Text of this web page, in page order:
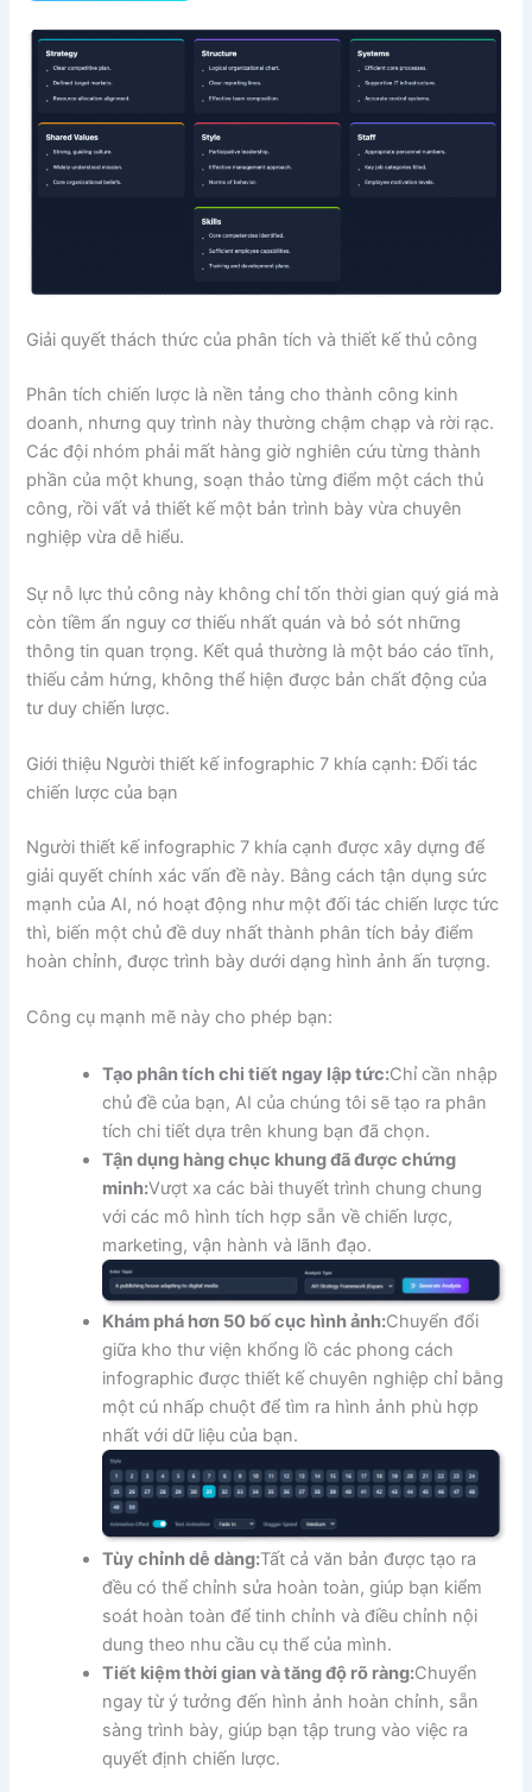
Giải quyết thách thức của phân tích và thiết kế thủ công
Phân tích chiến lược là nền tảng cho thành công kinh
doanh, nhưng quy trình này thường chậm chạp và rời rạc.
Các đội nhóm phải mất hàng giờ nghiên cứu từng thành
phần của một khung, soạn thảo từng điểm một cách thủ
công, rồi vất vả thiết kế một bản trình bày vừa chuyên
nghiệp vừa dễ hiểu.
Sự nỗ lực thủ công này không chỉ tốn thời gian quý giá mà
còn tiềm ẩn nguy cơ thiếu nhất quán và bỏ sót những
thông tin quan trọng. Kết quả thường là một báo cáo tĩnh,
thiếu cảm hứng, không thể hiện được bản chất động của
tư duy chiến lược.
Giới thiệu Người thiết kế infographic 7 khía cạnh: Đối tác
chiến lược của bạn
Người thiết kế infographic 7 khía cạnh được xây dựng để
giải quyết chính xác vấn đề này. Bằng cách tận dụng sức
mạnh của AI, nó hoạt động như một đối tác chiến lược tức
thì, biến một chủ đề duy nhất thành phân tích bảy điểm
hoàn chỉnh, được trình bày dưới dạng hình ảnh ấn tượng.
Công cụ mạnh mẽ này cho phép bạn:
Tạo phân tích chi tiết ngay lập tức:Chỉ cần nhập
chủ đề của bạn, AI của chúng tôi sẽ tạo ra phân
tích chi tiết dựa trên khung bạn đã chọn.
Tận dụng hàng chục khung đã được chứng
minh:Vượt xa các bài thuyết trình chung chung
với các mô hình tích hợp sẵn về chiến lược,
marketing, vận hành và lãnh đạo.
Khám phá hơn 50 bố cục hình ảnh:Chuyển đổi
giữa kho thư viện khổng lồ các phong cách
infographic được thiết kế chuyên nghiệp chỉ bằng
một cú nhấp chuột để tìm ra hình ảnh phù hợp
nhất với dữ liệu của bạn.
Tùy chỉnh dễ dàng:Tất cả văn bản được tạo ra
đều có thể chỉnh sửa hoàn toàn, giúp bạn kiểm
soát hoàn toàn để tinh chỉnh và điều chỉnh nội
dung theo nhu cầu cụ thể của mình.
Tiết kiệm thời gian và tăng độ rõ ràng:Chuyển
ngay từ ý tưởng đến hình ảnh hoàn chỉnh, sẵn
sàng trình bày, giúp bạn tập trung vào việc ra
quyết định chiến lược.